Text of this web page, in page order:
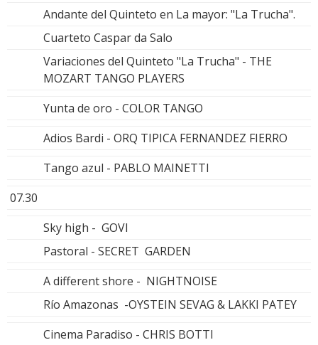
Andante del Quinteto en La mayor: "La Trucha".
Cuarteto Caspar da Salo
Variaciones del Quinteto "La Trucha" - THE
MOZART TANGO PLAYERS
Yunta de oro - COLOR TANGO
Adios Bardi - ORQ TIPICA FERNANDEZ FIERRO
Tango azul - PABLO MAINETTI
07.30
Sky high - GOVI
Pastoral - SECRET GARDEN
A different shore - NIGHTNOISE
Río Amazonas -OYSTEIN SEVAG & LAKKI PATEY
Cinema Paradiso - CHRIS BOTTI